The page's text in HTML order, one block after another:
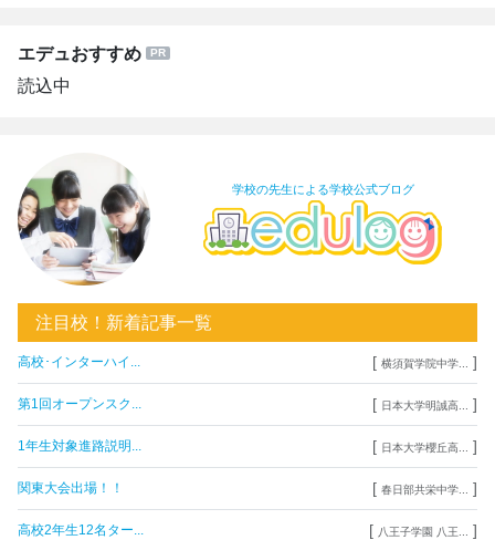
エデュおすすめ
読込中
学校の先生による学校公式ブログ
注目校！新着記事一覧
高校･インターハイ... [ 横須賀学院中学... ]
第1回オープンスク... [ 日本大学明誠高... ]
1年生対象進路説明... [ 日本大学櫻丘高... ]
関東大会出場！！ [ 春日部共栄中学... ]
高校2年生12名ター... [ 八王子学園 八王... ]